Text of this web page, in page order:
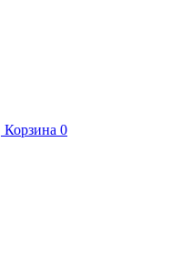
Корзина 0